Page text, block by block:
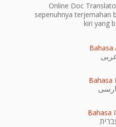
Online Doc
sepenuhnya terjemahan
kiri yang
Bahasa
Bahasa
Bahasa